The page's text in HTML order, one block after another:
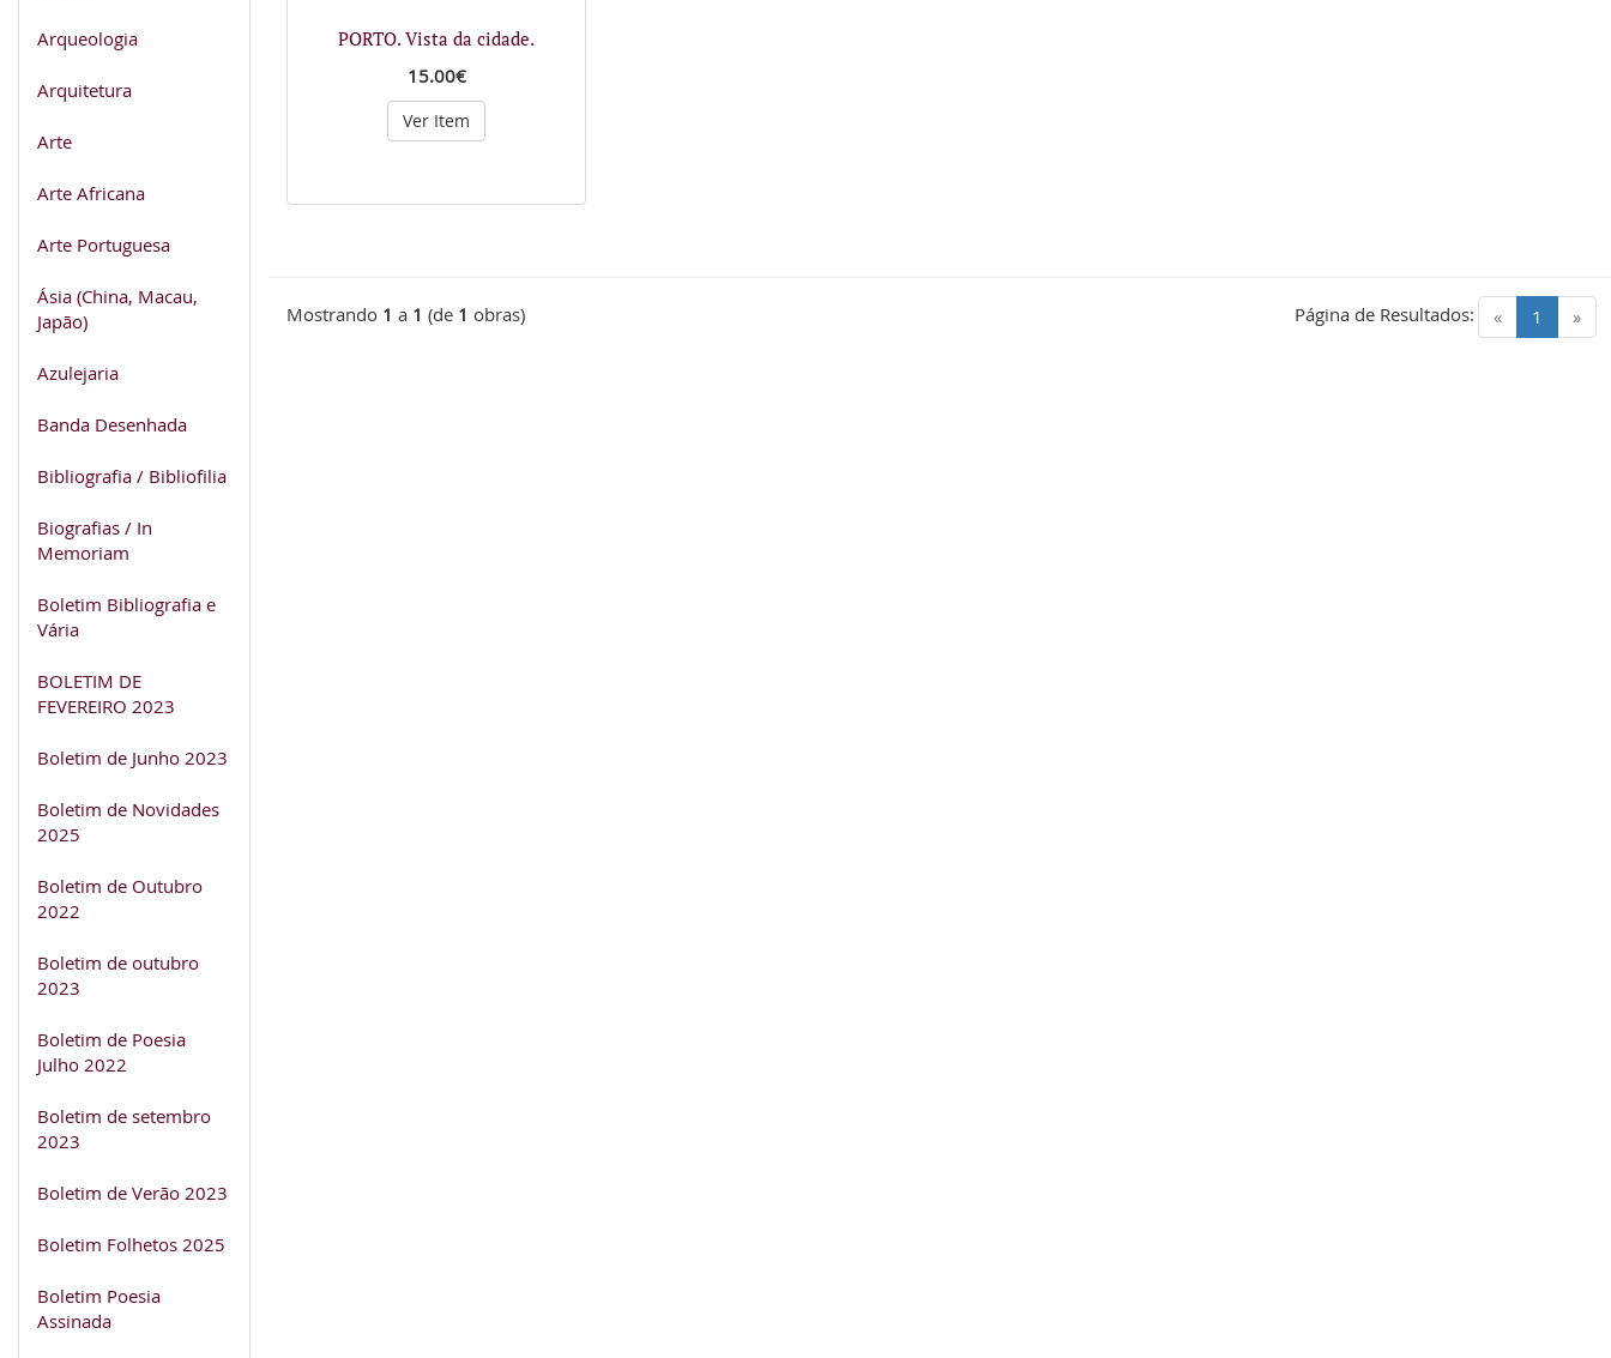
Arqueologia
Arquitetura
Arte
Arte Africana
Arte Portuguesa
Ásia (China, Macau,
Japão)
Azulejaria
Banda Desenhada
Bibliografia / Bibliofilia
Biografias / In
Memoriam
Boletim Bibliografia e
Vária
BOLETIM DE
FEVEREIRO 2023
Boletim de Junho 2023
Boletim de Novidades
2025
Boletim de Outubro
2022
Boletim de outubro
2023
Boletim de Poesia
Julho 2022
Boletim de setembro
2023
Boletim de Verão 2023
Boletim Folhetos 2025
Boletim Poesia
Assinada
PORTO. Vista da cidade.
15.00€
Ver Item
Mostrando 1 a 1 (de 1 obras) « 1 (current)
»
Página de Resultados: